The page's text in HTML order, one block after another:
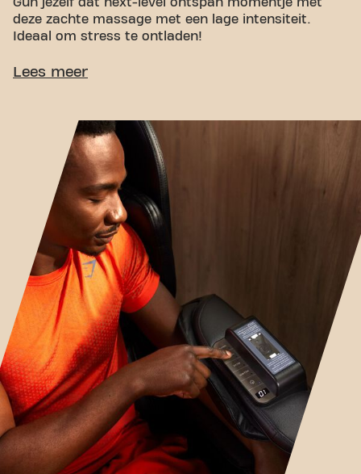
deze zachte massage met een lage intensiteit.
Ideaal om stress te ontladen!